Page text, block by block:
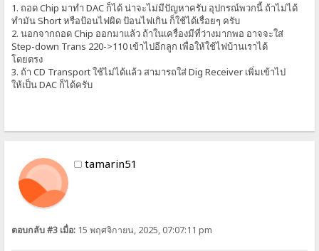
1. ถอด Chip มาทำ DAC ก็ได้ น่าจะไม่มีปัญหาครับ อุปกรณ์พวกนี้ ถ้าไม่ได้
ทำมัน Short หรือป้อนไฟผิด ป้อนไฟเกิน ก็ใช้ได้เรื่อยๆ ครับ
2. นอกจากถอด Chip ออกมาแล้ว ถ้าในเครื่องมีที่ว่างมากพอ อาจจะใส่
Step-down Trans 220->110 เข้าไปอีกลูก เพื่อให้ใช้ไฟบ้านเราได้
โดยตรง
3. ถ้า CD Transport ใช้ไม่ได้แล้ว สามารถใส่ Dig Receiver เพิ่มเข้าไป
ให้เป็น DAC ก็ได้ครับ
tamarin51
ตอบกลับ #3 เมื่อ: 15 พฤศจิกายน, 2025, 07:07:11 pm